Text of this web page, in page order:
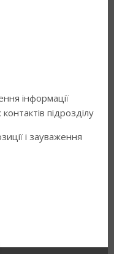
інформації
підрозділу
і зауваження